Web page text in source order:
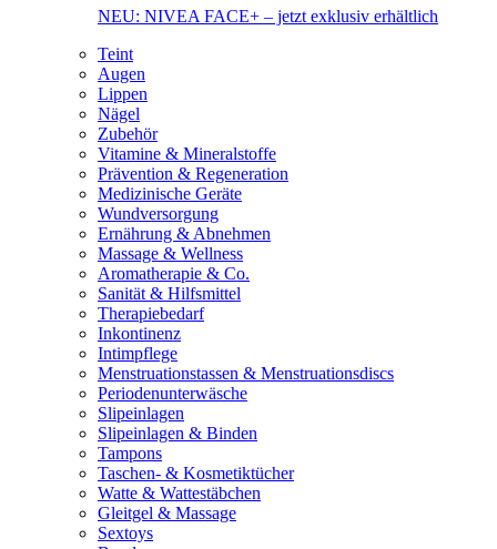
NEU: NIVEA FACE+ – jetzt exklusiv erhältlich
Teint
Augen
Lippen
Nägel
Zubehör
Vitamine & Mineralstoffe
Prävention & Regeneration
Medizinische Geräte
Wundversorgung
Ernährung & Abnehmen
Massage & Wellness
Aromatherapie & Co.
Sanität & Hilfsmittel
Therapiebedarf
Inkontinenz
Intimpflege
Menstruationstassen & Menstruationsdiscs
Periodenunterwäsche
Slipeinlagen
Slipeinlagen & Binden
Tampons
Taschen- & Kosmetiktücher
Watte & Wattestäbchen
Gleitgel & Massage
Sextoys